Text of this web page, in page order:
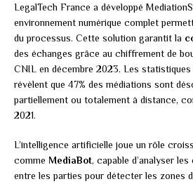
LegalTech France a développé
environnement numérique complet
du processus. Cette solution garantit la
des échanges grâce au chiffrement de
CNIL en décembre 2023. Les statistiques
révèlent que 47% des médiations sont
partiellement ou totalement à distance,
2021.
L’intelligence artificielle joue un rôle
comme MediaBot, capable d’analyser
entre les parties pour détecter les zones